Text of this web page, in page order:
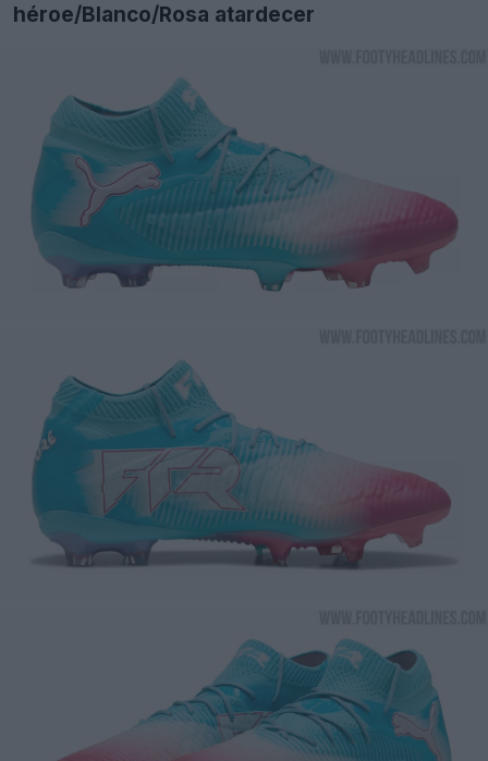
héroe/Blanco/Rosa atardecer